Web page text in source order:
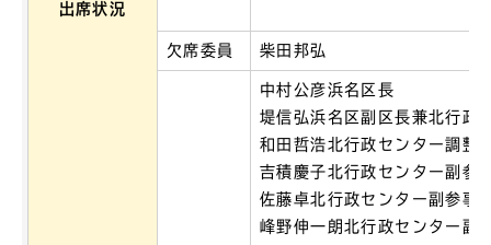
出席状況
欠席委員 柴田邦弘
中村公彦浜名区長
堤信弘浜名区副区長兼北行政
和田哲浩北行政センター調整
吉積慶子北行政センター副参
佐藤卓北行政センター副参事
峰野伸一朗北行政センター副